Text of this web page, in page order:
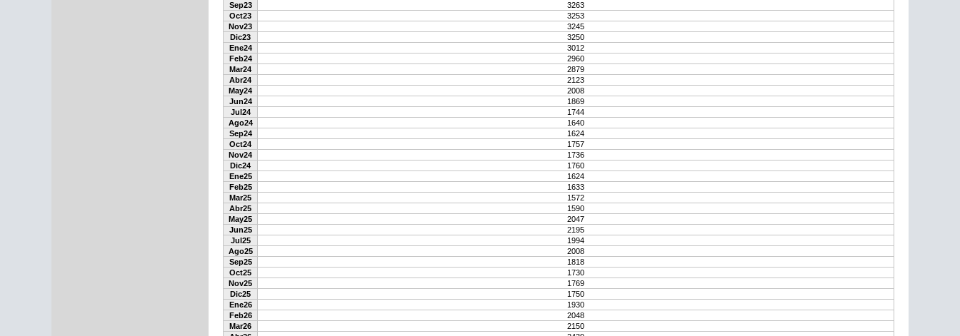
Sep23
3263
Oct23
3253
Nov23
3245
Dic23
3250
Ene24
3012
Feb24
2960
Mar24
2879
Abr24
2123
May24
2008
Jun24
1869
Jul24
1744
Ago24
1640
Sep24
1624
Oct24
1757
Nov24
1736
Dic24
1760
Ene25
1624
Feb25
1633
Mar25
1572
Abr25
1590
May25
2047
Jun25
2195
Jul25
1994
Ago25
2008
Sep25
1818
Oct25
1730
Nov25
1769
Dic25
1750
Ene26
1930
Feb26
2048
Mar26
2150